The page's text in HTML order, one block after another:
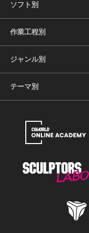
ソフト別
作業工程別
ジャンル別
テーマ別